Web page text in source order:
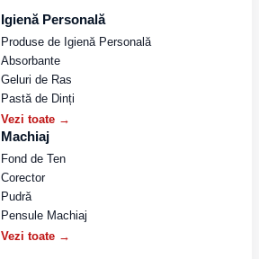
Igienă Personală
Produse de Igienă Personală
Absorbante
Geluri de Ras
Pastă de Dinți
Vezi toate →
Machiaj
Fond de Ten
Corector
Pudră
Pensule Machiaj
Vezi toate →